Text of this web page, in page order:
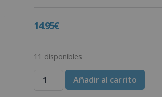
14.95€
11 disponibles
Añadir al carrito